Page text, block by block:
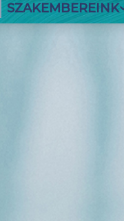
SZAKEMBEREINK